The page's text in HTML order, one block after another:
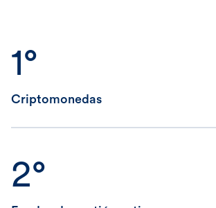
1°
Criptomonedas
2°